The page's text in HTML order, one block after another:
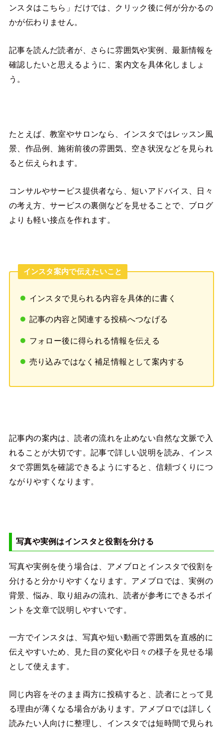
ンスタはこちら」だけでは、クリック後に何が分かるの
かが伝わりません。
記事を読んだ読者が、さらに雰囲気や実例、最新情報を
確認したいと思えるように、案内文を具体化しましょ
う。
たとえば、教室やサロンなら、インスタではレッスン風
景、作品例、施術前後の雰囲気、空き状況などを見られ
ると伝えられます。
コンサルやサービス提供者なら、短いアドバイス、日々
の考え方、サービスの裏側などを見せることで、ブログ
よりも軽い接点を作れます。
インスタ案内で伝えたいこと
インスタで見られる内容を具体的に書く
記事の内容と関連する投稿へつなげる
フォロー後に得られる情報を伝える
売り込みではなく補足情報として案内する
記事内の案内は、読者の流れを止めない自然な文脈で入
れることが大切です。記事で詳しい説明を読み、インス
タで雰囲気を確認できるようにすると、信頼づくりにつ
ながりやすくなります。
写真や実例はインスタと役割を分ける
写真や実例を使う場合は、アメブロとインスタで役割を
分けると分かりやすくなります。アメブロでは、実例の
背景、悩み、取り組みの流れ、読者が参考にできるポイ
ントを文章で説明しやすいです。
一方でインスタは、写真や短い動画で雰囲気を直感的に
伝えやすいため、見た目の変化や日々の様子を見せる場
として使えます。
同じ内容をそのまま両方に投稿すると、読者にとって見
る理由が薄くなる場合があります。アメブロでは詳しく
読みたい人向けに整理し、インスタでは短時間で見られ